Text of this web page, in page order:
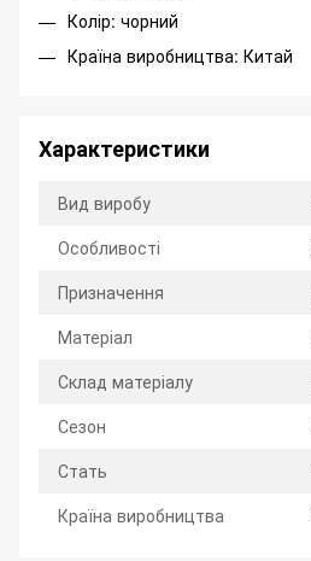
Колір: чорний
Країна виробництва: Китай
Характеристики
Вид виробу
Особливості
Призначення
Матеріал
Склад матеріалу
Сезон
Стать
Країна виробництва